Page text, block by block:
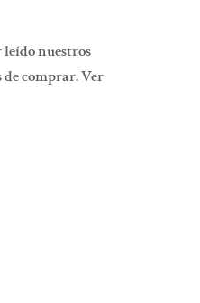
leído nuestros
comprar. Ver